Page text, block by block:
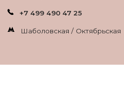
+7 499 490 47 25
Шаболовская / Октябрьская